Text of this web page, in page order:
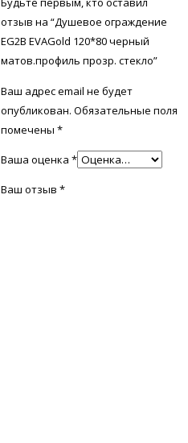
отзыв на “Душевое ограждение
EG2B EVAGold 120*80 черный
матов.профиль прозр. стекло”
Ваш адрес email не будет
опубликован. Обязательные поля
помечены*
Ваша оценка*
Ваш отзыв*